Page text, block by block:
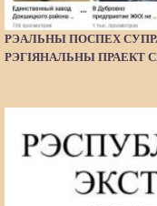
РЭАЛЬНЫ ПОСПЕХ
РЭГІЯНАЛЬНЫ ПРАЕКТ